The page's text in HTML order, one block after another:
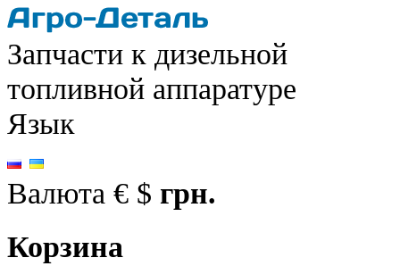
Запчасти к дизельной
топливной аппаратуре
Язык
Валюта € $ грн.
Корзина